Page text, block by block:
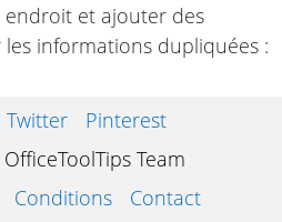
endroit et ajouter des
informations dupliquées :
Twitter
Pinterest
Team
Conditions Contact